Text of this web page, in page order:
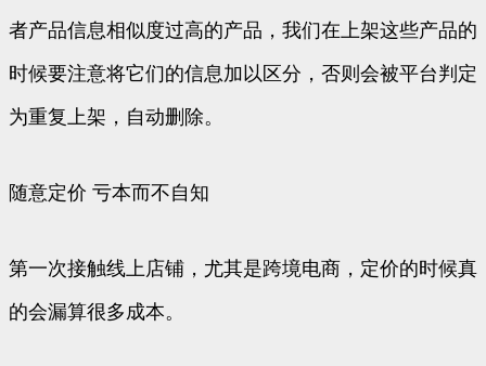
者产品信息相似度过高的产品，我们在上架这些产品的
时候要注意将它们的信息加以区分，否则会被平台判定
为重复上架，自动删除。
随意定价 亏本而不自知
第一次接触线上店铺，尤其是跨境电商，定价的时候真
的会漏算很多成本。